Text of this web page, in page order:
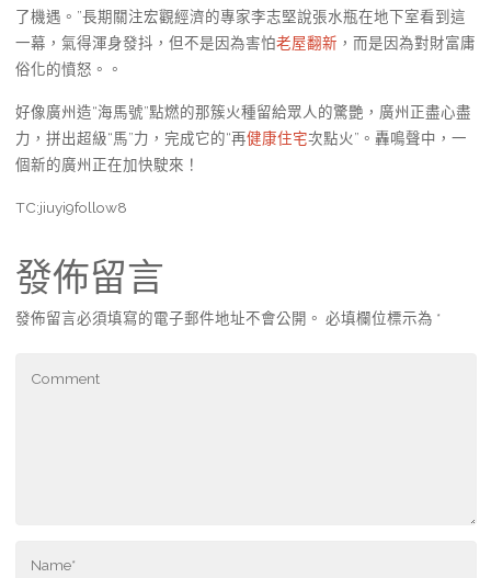
了機遇。”長期關注宏觀經濟的專家李志堅說張水瓶在地下室看到這
一幕，氣得渾身發抖，但不是因為害怕老屋翻新 ，而是因為對財富庸
俗化的憤怒。。
好像廣州造“海馬號”點燃的那簇火種留給眾人的驚艷，廣州正盡心盡
力，拼出超級“馬”力，完成它的“再健康住宅次點火”。轟鳴聲中，一
個新的廣州正在加快駛來！
TC:jiuyi9follow8
發佈留言
發佈留言必須填寫的電子郵件地址不會公開。 必填欄位標示為 *